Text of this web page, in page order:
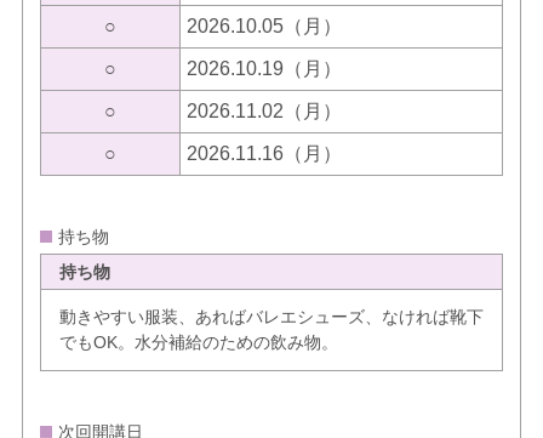
○ 2026.10.05（月）
○ 2026.10.19（月）
○ 2026.11.02（月）
○ 2026.11.16（月）
持ち物
持ち物
動きやすい服装、あればバレエシューズ、なければ靴下
でもOK。水分補給のための飲み物。
次回開講日